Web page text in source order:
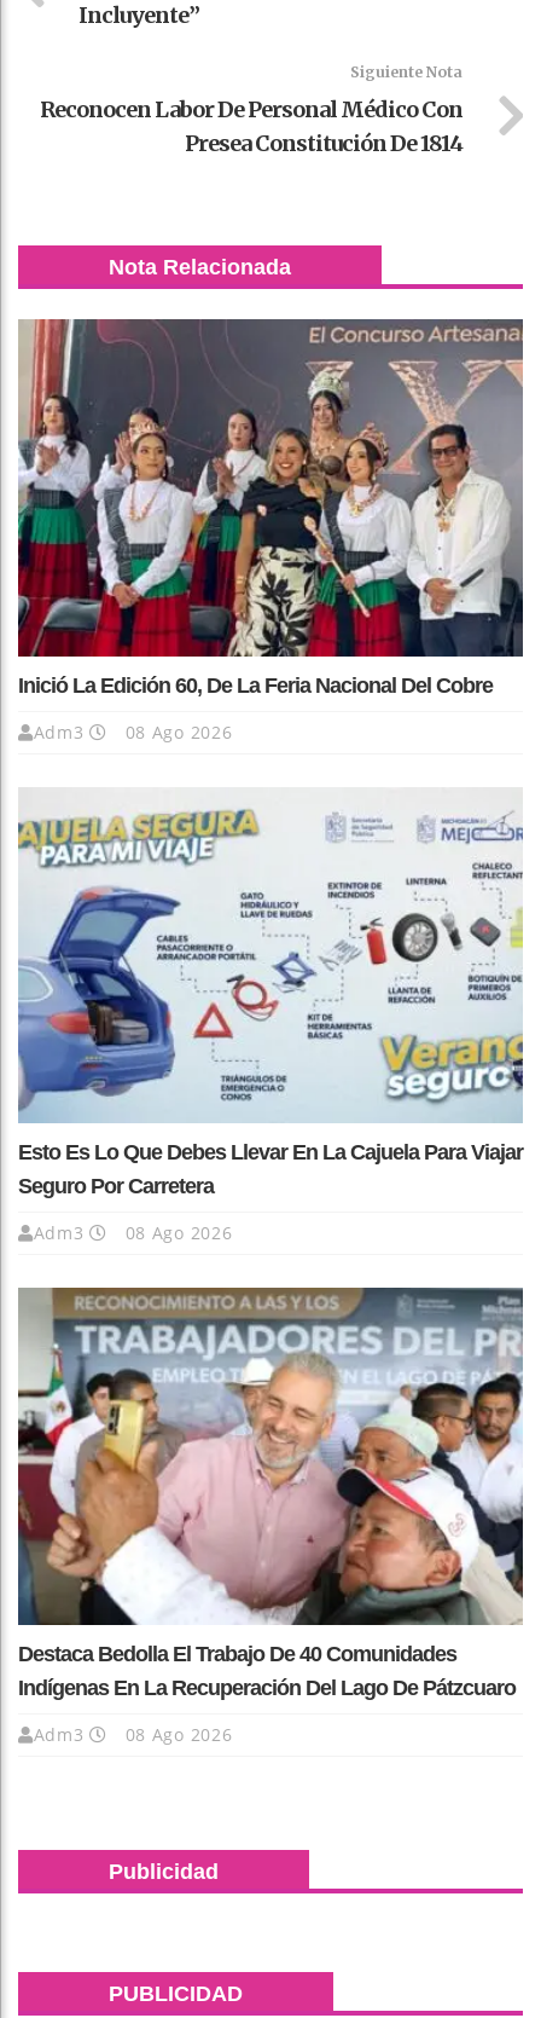
Incluyente”
Siguiente Nota
Reconocen Labor De Personal Médico Con
Presea Constitución De 1814
Nota Relacionada
Inició La Edición 60, De La Feria Nacional Del Cobre
Adm3 08 Ago 2026
Esto Es Lo Que Debes Llevar En La Cajuela Para Viajar
Seguro Por Carretera
Adm3 08 Ago 2026
Destaca Bedolla El Trabajo De 40 Comunidades
Indígenas En La Recuperación Del Lago De Pátzcuaro
Adm3 08 Ago 2026
Publicidad
PUBLICIDAD